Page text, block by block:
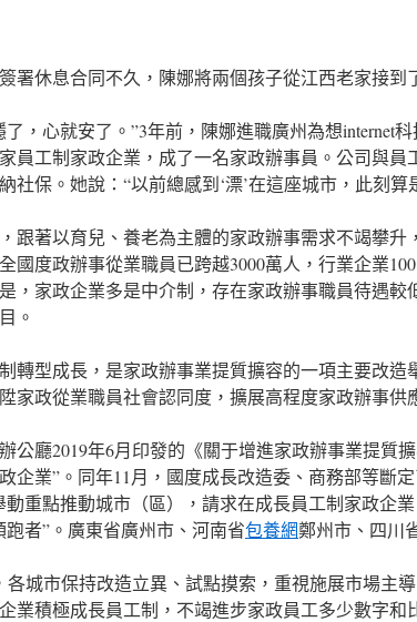
署休息合同不久，陳娜將兩個孩子從江西老家接到
了，心就安了。”3年前，陳娜進職廣州為想internet
工制家政企業，成了一名家政辦事員。公司與員
社保。她說：“以前總感到‘漂’在這座城市，此刻算
跟著以育兒、養老為主體的家政辦事需求不竭攀升
國度政辦事從業職員已跨越3000萬人，行業企業
，家政企業多是中介制，存在家政辦事職員待遇較
。
轉型成長，是家政辦事業提質擴容的一項主要改造
家政從業職員社會認同度，擴展高程度家政辦事供
公廳2019年6月印發的《關于增進家政辦事業提質
企業”。同年11月，國度成長改造委、商務部等斷
動重點推動城市（區），請求在成長員工制家政企
跑者”。廣東省廣州市、河南省包養網鄭州市、四川
各城市保持改造立異、試點摸索，重視施展市場主
業積極成長員工制，不竭進步家政員工多少數字